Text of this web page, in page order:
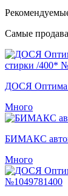
Самые
ДОСЯ Оптима
Много
БИМАКС
Много